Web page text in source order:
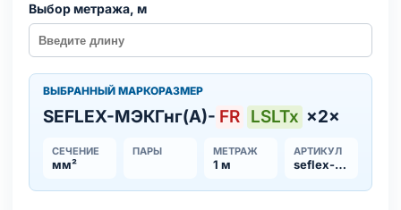
Выбор метража, м
ВЫБРАННЫЙ МАРКОРАЗМЕР
SEFLEX-MЭКГнг(А)- FR LSLTx ×2×
СЕЧЕНИЕ
мм²
ПАРЫ МЕТРАЖ
1 м
АРТИКУЛ
seflex-mekgnga-frlsltx